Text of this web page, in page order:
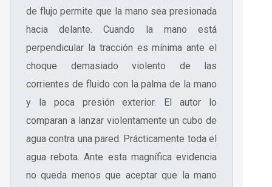
de flujo permite que la mano sea presionada
hacia delante. Cuando la mano está
perpendicular la tracción es mínima ante el
choque demasiado violento de las
corrientes de fluido con la palma de la mano
y la poca presión exterior. El autor lo
comparan a lanzar violentamente un cubo de
agua contra una pared. Prácticamente toda el
agua rebota. Ante esta magnífica evidencia
no queda menos que aceptar que la mano